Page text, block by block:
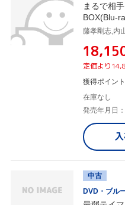
まるで相
BOX(Blu-
定価より
獲得ポイン
在庫なし
発売年月日
中古
DVD・ブル